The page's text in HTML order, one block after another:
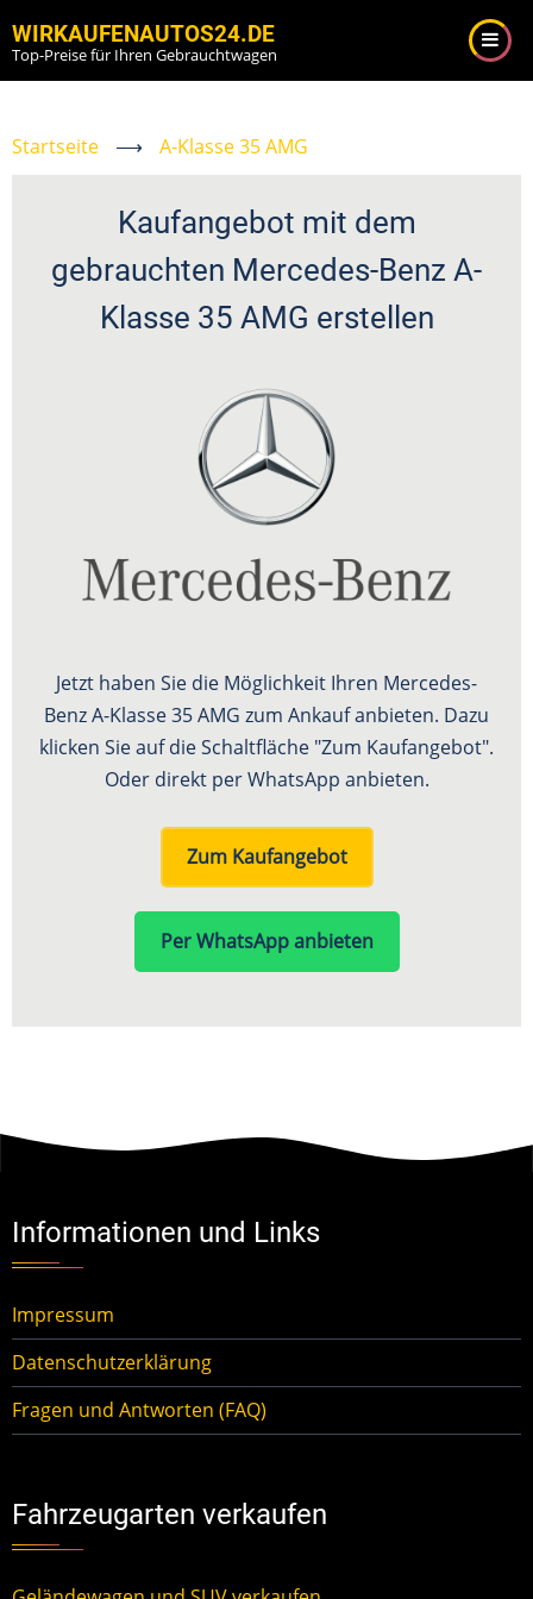
zum
Inhalt
WIRKAUFENAUTOS24.DE
Top-Preise für Ihren Gebrauchtwagen
Startseite ⟶ A-Klasse 35 AMG
Kaufangebot mit dem
gebrauchten Mercedes-Benz A-
Klasse 35 AMG erstellen
Jetzt haben Sie die Möglichkeit Ihren Mercedes-
Benz A-Klasse 35 AMG zum Ankauf anbieten. Dazu
klicken Sie auf die Schaltfläche "Zum Kaufangebot".
Oder direkt per WhatsApp anbieten.
Zum Kaufangebot
Per WhatsApp anbieten
Informationen und Links
Impressum
Datenschutzerklärung
Fragen und Antworten (FAQ)
Fahrzeugarten verkaufen